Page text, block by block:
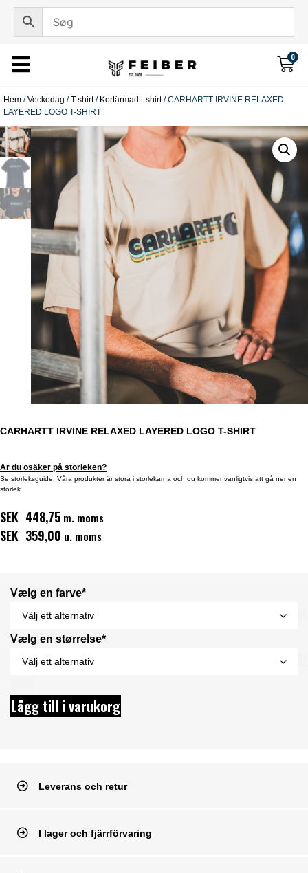
0
Hem /Veckodag /T-shirt/ Kortärmad t-shirt/ CARHARTT IRVINE RELAXED
LAYERED LOGO T-SHIRT
CARHARTT IRVINE RELAXED LAYERED LOGO T-SHIRT
Är du osäker på storleken?
Se storleksguide. Våra produkter är stora i storlekarna och du kommer vanligtvis att gå ner en
storlek.
SEK 448,75 m. moms
SEK 359,00 u. moms
Vælg en farve*
Vælg en størrelse*
Lägg till i varukorg
Leverans och retur
I lager och fjärrförvaring